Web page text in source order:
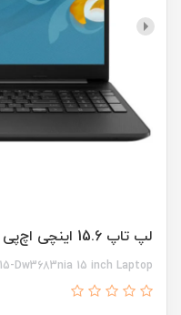
لپ تاپ 15.6 اینچی اچ‌پی مدل HP 15-Dw3683nia
Dw3683nia 15 inch Laptop